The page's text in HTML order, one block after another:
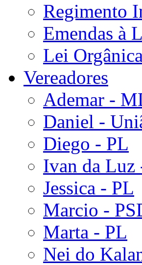
Regimento
Emendas à
Lei
Vereadores
Ademar -
Daniel -
Diego - PL
Ivan da
Jessica - PL
Marcio -
Marta - PL
Nei do